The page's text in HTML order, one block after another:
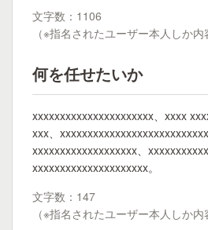
文字数：1106
（※指名されたユーザー本人しか内
何を任せたいか
xxxxxxxxxxxxxxxxxxxxxx、xxxx
xxx、
xxxxxxxxxxxxxxxxxxx、
xxxxxxxxxxxxxxxxxxxxx。
文字数：147
（※指名されたユーザー本人しか内